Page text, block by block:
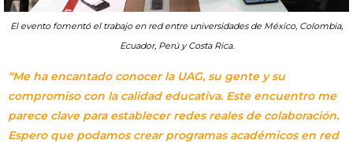
El evento fomentó el trabajo en red entre universidades de México, Colombia,
Ecuador, Perú y Costa Rica.
“Me ha encantado conocer la UAG, su gente y su
compromiso con la calidad educativa. Este encuentro me
parece clave para establecer redes reales de colaboración.
Espero que podamos crear programas académicos en red